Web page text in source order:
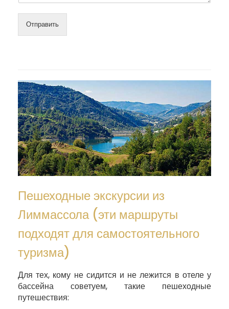
Отправить
Пешеходные экскурсии из
Лиммассола (эти маршруты
подходят для самостоятельного
туризма)
Для тех, кому не сидится и не лежится в отеле у
бассейна советуем, такие пешеходные
путешествия: